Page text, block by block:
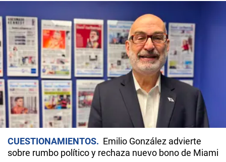
CUESTIONAMIENTOS
Emilio González advierte
sobre rumbo político y rechaza nuevo bono de Miami